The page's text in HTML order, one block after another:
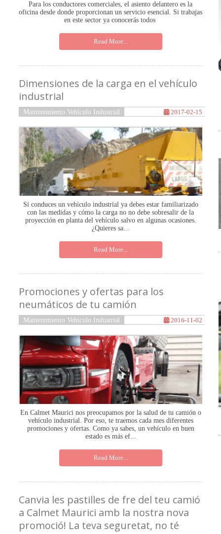
Para los conductores comerciales, el asiento delantero es la
oficina desde donde proporcionan un servicio esencial. Si trabajas
en este sector ya conocerás todos
Read More...
Dimensiones de la carga en el vehículo
industrial
Mantenimiento Vehículo Industrial 2017-02-15
Si conduces un vehículo industrial ya debes estar familiarizado
con las medidas y cómo la carga no no debe sobresalir de la
proyección en planta del vehículo salvo en algunas ocasiones.
¿Quieres sa...
Read More...
Promociones y ofertas para los
neumáticos de tu camión
Mantenimiento Vehículo Industrial 2016-11-02
En Calmet Maurici nos preocupamos por la salud de tu camión o
vehículo industrial. Por eso, te traemos cada mes diferentes
promociones y ofertas. Como ya sabes, un vehículo en buen
estado es más ef...
Read More...
Canvia les pastilles de fre del teu camió
a Calmet Maurici amb la nostra nova
promoció! La teva seguretat, no té